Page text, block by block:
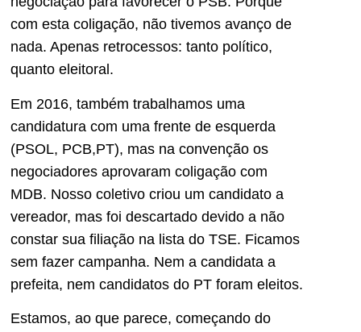
com esta coligação, não tivemos avanço de
nada. Apenas retrocessos: tanto político,
quanto eleitoral.
Em 2016, também trabalhamos uma
candidatura com uma frente de esquerda
(PSOL, PCB,PT), mas na convenção os
negociadores aprovaram coligação com
MDB. Nosso coletivo criou um candidato a
vereador, mas foi descartado devido a não
constar sua filiação na lista do TSE. Ficamos
sem fazer campanha. Nem a candidata a
prefeita, nem candidatos do PT foram eleitos.
Estamos, ao que parece, começando do